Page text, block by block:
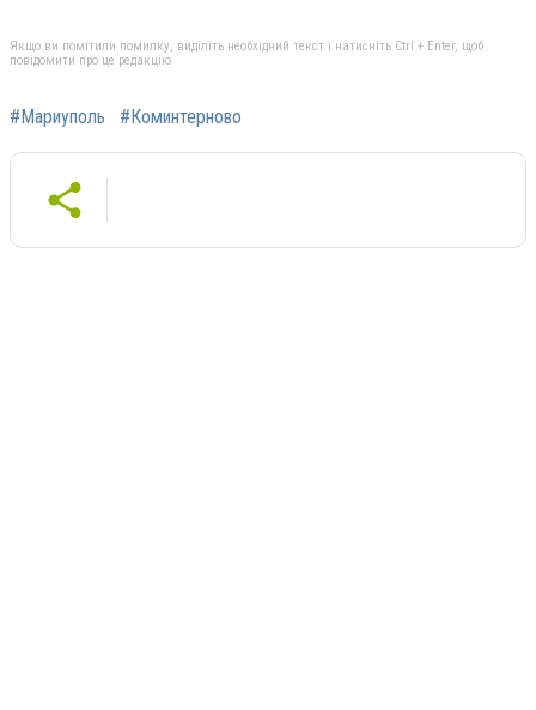
Якщо ви помітили помилку, виділіть необхідний текст і натисніть Ctrl + Enter, щоб
повідомити про це редакцію
#Мариуполь #Коминтерново